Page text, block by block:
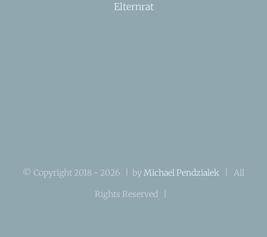
Elternrat
© Copyright 2018 - 2026 | byMichael Pendzialek | All
Rights Reserved |